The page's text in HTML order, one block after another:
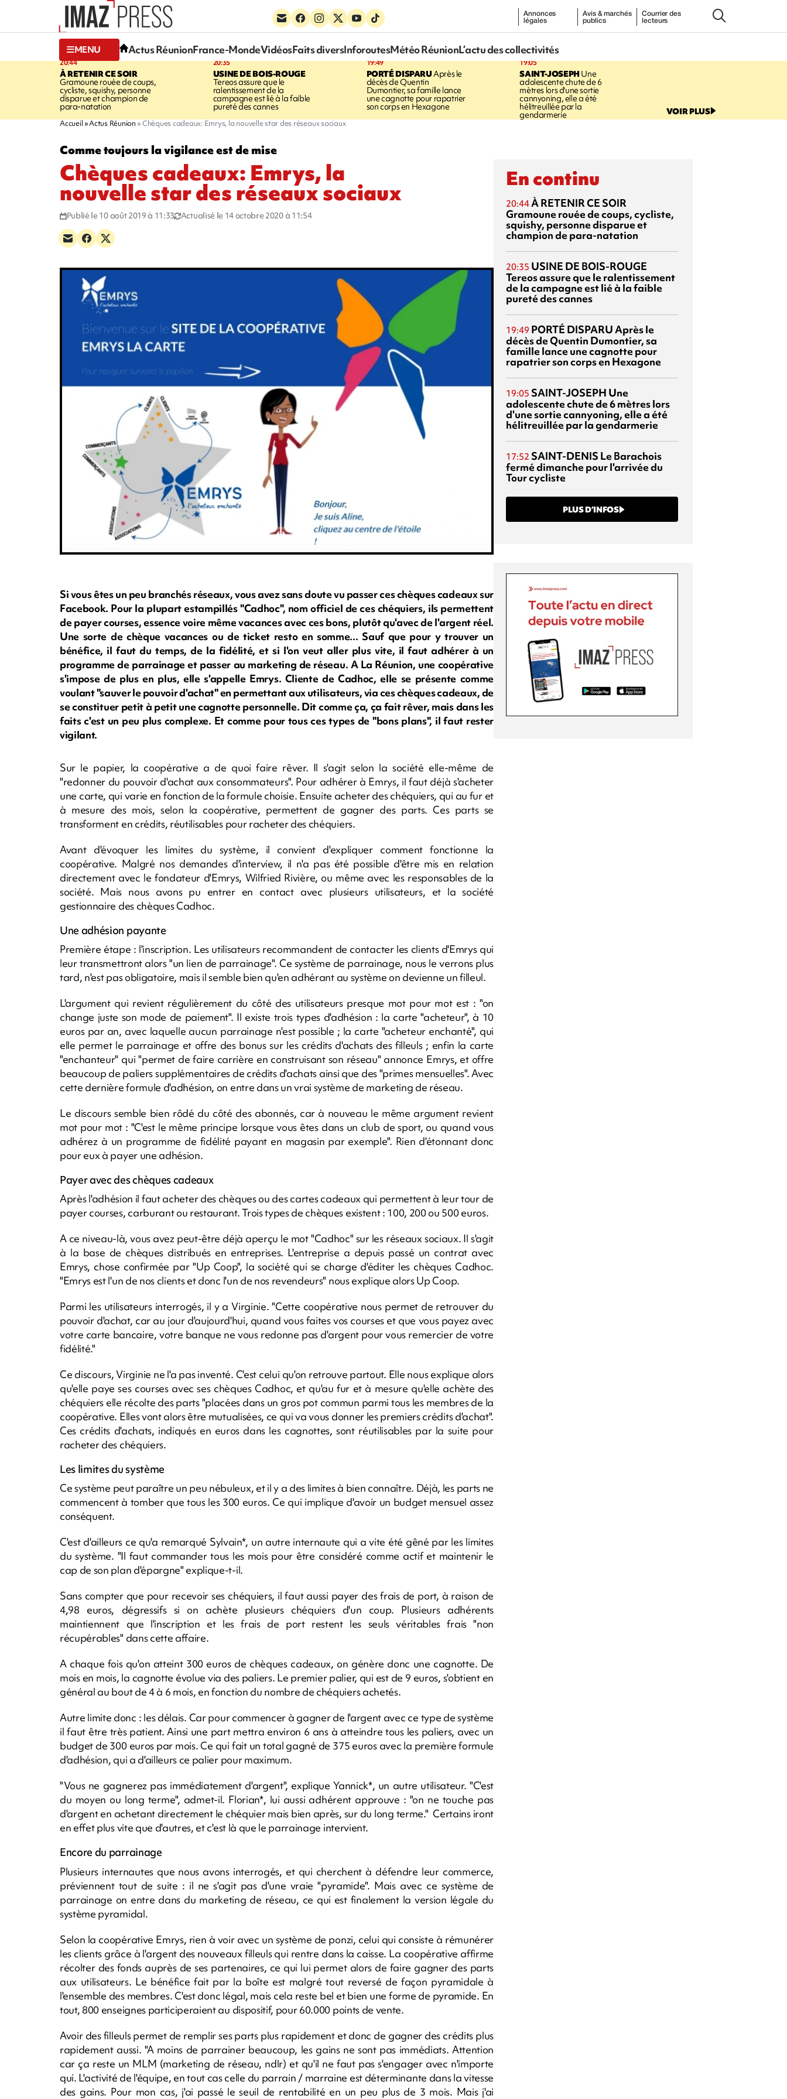
Annonces
légales
Avis & marchés
publics
Courrier des
lecteurs
MENU Actus RéunionFrance-MondeVidéosFaits diversInforoutesMétéo RéunionL’actu des collectivités
20:44
À RETENIR CE SOIR
Gramoune rouée de coups,
cycliste, squishy, personne
disparue et champion de
para-natation
20:35
USINE DE BOIS-ROUGE
Tereos assure que le
ralentissement de la
campagne est lié à la faible
pureté des cannes
19:49
PORTÉ DISPARUAprès le
décès de Quentin
Dumontier, sa famille lance
une cagnotte pour rapatrier
son corps en Hexagone
19:05
SAINT-JOSEPHUne
adolescente chute de 6
mètres lors d'une sortie
cannyoning, elle a été
hélitreuillée par la
gendarmerie VOIR PLUS
Accueil Actus Réunion Chèques cadeaux: Emrys, la nouvelle star des réseaux sociaux
Comme toujours la vigilance est de mise
Chèques cadeaux: Emrys, la
nouvelle star des réseaux sociaux
Publié le 10 août 2019 à 11:33 Actualisé le 14 octobre 2020 à 11:54
Si vous êtes un peu branchés réseaux, vous avez sans doute vu passer ces chèques cadeaux sur
Facebook. Pour la plupart estampillés "Cadhoc", nom officiel de ces chéquiers, ils permettent
de payer courses, essence voire même vacances avec ces bons, plutôt qu'avec de l'argent réel.
Une sorte de chèque vacances ou de ticket resto en somme... Sauf que pour y trouver un
bénéfice, il faut du temps, de la fidélité, et si l'on veut aller plus vite, il faut adhérer à un
programme de parrainage et passer au marketing de réseau. A La Réunion, une coopérative
s'impose de plus en plus, elle s'appelle Emrys. Cliente de Cadhoc, elle se présente comme
voulant "sauver le pouvoir d'achat" en permettant aux utilisateurs, via ces chèques cadeaux, de
se constituer petit à petit une cagnotte personnelle. Dit comme ça, ça fait rêver, mais dans les
faits c'est un peu plus complexe. Et comme pour tous ces types de "bons plans", il faut rester
vigilant.
Sur le papier, la coopérative a de quoi faire rêver. Il s'agit selon la société elle-même de
"redonner du pouvoir d'achat aux consommateurs". Pour adhérer à Emrys, il faut déjà s'acheter
une carte, qui varie en fonction de la formule choisie. Ensuite acheter des chéquiers, qui au fur et
à mesure des mois, selon la coopérative, permettent de gagner des parts. Ces parts se
transforment en crédits, réutilisables pour racheter des chéquiers.
Avant d'évoquer les limites du système, il convient d'expliquer comment fonctionne la
coopérative. Malgré nos demandes d'interview, il n'a pas été possible d'être mis en relation
directement avec le fondateur d'Emrys, Wilfried Rivière, ou même avec les responsables de la
société. Mais nous avons pu entrer en contact avec plusieurs utilisateurs, et la société
gestionnaire des chèques Cadhoc.
Une adhésion payante
Première étape : l'inscription. Les utilisateurs recommandent de contacter les clients d'Emrys qui
leur transmettront alors "un lien de parrainage". Ce système de parrainage, nous le verrons plus
tard, n'est pas obligatoire, mais il semble bien qu'en adhérant au système on devienne un filleul.
L'argument qui revient régulièrement du côté des utilisateurs presque mot pour mot est : "on
change juste son mode de paiement". Il existe trois types d'adhésion : la carte "acheteur", à 10
euros par an, avec laquelle aucun parrainage n'est possible ; la carte "acheteur enchanté", qui
elle permet le parrainage et offre des bonus sur les crédits d'achats des filleuls ; enfin la carte
"enchanteur" qui "permet de faire carrière en construisant son réseau" annonce Emrys, et offre
beaucoup de paliers supplémentaires de crédits d'achats ainsi que des "primes mensuelles". Avec
cette dernière formule d'adhésion, on entre dans un vrai système de marketing de réseau.
Le discours semble bien rôdé du côté des abonnés, car à nouveau le même argument revient
mot pour mot : "C'est le même principe lorsque vous êtes dans un club de sport, ou quand vous
adhérez à un programme de fidélité payant en magasin par exemple". Rien d'étonnant donc
pour eux à payer une adhésion.
Payer avec des chèques cadeaux
Après l'adhésion il faut acheter des chèques ou des cartes cadeaux qui permettent à leur tour de
payer courses, carburant ou restaurant. Trois types de chèques existent : 100, 200 ou 500 euros.
A ce niveau-là, vous avez peut-être déjà aperçu le mot "Cadhoc" sur les réseaux sociaux. Il s'agit
à la base de chèques distribués en entreprises. L'entreprise a depuis passé un contrat avec
Emrys, chose confirmée par "Up Coop", la société qui se charge d'éditer les chèques Cadhoc.
"Emrys est l'un de nos clients et donc l'un de nos revendeurs" nous explique alors Up Coop.
Parmi les utilisateurs interrogés, il y a Virginie. "Cette coopérative nous permet de retrouver du
pouvoir d'achat, car au jour d'aujourd'hui, quand vous faites vos courses et que vous payez avec
votre carte bancaire, votre banque ne vous redonne pas d'argent pour vous remercier de votre
fidélité."
Ce discours, Virginie ne l'a pas inventé. C'est celui qu'on retrouve partout. Elle nous explique alors
qu'elle paye ses courses avec ses chèques Cadhoc, et qu'au fur et à mesure qu'elle achète des
chéquiers elle récolte des parts "placées dans un gros pot commun parmi tous les membres de la
coopérative. Elles vont alors être mutualisées, ce qui va vous donner les premiers crédits d'achat".
Ces crédits d'achats, indiqués en euros dans les cagnottes, sont réutilisables par la suite pour
racheter des chéquiers.
Les limites du système
Ce système peut paraître un peu nébuleux, et il y a des limites à bien connaître. Déjà, les parts ne
commencent à tomber que tous les 300 euros. Ce qui implique d'avoir un budget mensuel assez
conséquent.
C'est d'ailleurs ce qu'a remarqué Sylvain*, un autre internaute qui a vite été gêné par les limites
du système. "Il faut commander tous les mois pour être considéré comme actif et maintenir le
cap de son plan d'épargne" explique-t-il.
Sans compter que pour recevoir ses chéquiers, il faut aussi payer des frais de port, à raison de
4,98 euros, dégressifs si on achète plusieurs chéquiers d'un coup. Plusieurs adhérents
maintiennent que l'inscription et les frais de port restent les seuls véritables frais "non
récupérables" dans cette affaire.
A chaque fois qu'on atteint 300 euros de chèques cadeaux, on génère donc une cagnotte. De
mois en mois, la cagnotte évolue via des paliers. Le premier palier, qui est de 9 euros, s'obtient en
général au bout de 4 à 6 mois, en fonction du nombre de chéquiers achetés.
Autre limite donc : les délais. Car pour commencer à gagner de l'argent avec ce type de système
il faut être très patient. Ainsi une part mettra environ 6 ans à atteindre tous les paliers, avec un
budget de 300 euros par mois. Ce qui fait un total gagné de 375 euros avec la première formule
d'adhésion, qui a d'ailleurs ce palier pour maximum.
"Vous ne gagnerez pas immédiatement d'argent", explique Yannick*, un autre utilisateur. "C'est
du moyen ou long terme", admet-il. Florian*, lui aussi adhérent approuve : "on ne touche pas
d'argent en achetant directement le chéquier mais bien après, sur du long terme." Certains iront
en effet plus vite que d'autres, et c'est là que le parrainage intervient.
Encore du parrainage
Plusieurs internautes que nous avons interrogés, et qui cherchent à défendre leur commerce,
préviennent tout de suite : il ne s'agit pas d'une vraie "pyramide". Mais avec ce système de
parrainage on entre dans du marketing de réseau, ce qui est finalement la version légale du
système pyramidal.
Selon la coopérative Emrys, rien à voir avec un système de ponzi, celui qui consiste à rémunérer
les clients grâce à l'argent des nouveaux filleuls qui rentre dans la caisse. La coopérative affirme
récolter des fonds auprès de ses partenaires, ce qui lui permet alors de faire gagner des parts
aux utilisateurs. Le bénéfice fait par la boîte est malgré tout reversé de façon pyramidale à
l'ensemble des membres. C'est donc légal, mais cela reste bel et bien une forme de pyramide. En
tout, 800 enseignes participeraient au dispositif, pour 60.000 points de vente.
Avoir des filleuls permet de remplir ses parts plus rapidement et donc de gagner des crédits plus
rapidement aussi. "A moins de parrainer beaucoup, les gains ne sont pas immédiats. Attention
car ça reste un MLM (marketing de réseau, ndlr) et qu'il ne faut pas s'engager avec n'importe
qui. L'activité de l'équipe, en tout cas celle du parrain / marraine est déterminante dans la vitesse
des gains. Pour mon cas, j'ai passé le seuil de rentabilité en un peu plus de 3 mois. Mais j'ai
En continu
20:44À RETENIR CE SOIR
Gramoune rouée de coups, cycliste,
squishy, personne disparue et
champion de para-natation
20:35 USINE DE BOIS-ROUGE
Tereos assure que le ralentissement
de la campagne est lié à la faible
pureté des cannes
19:49 PORTÉ DISPARUAprès le
décès de Quentin Dumontier, sa
famille lance une cagnotte pour
rapatrier son corps en Hexagone
19:05 SAINT-JOSEPH Une
adolescente chute de 6 mètres lors
d'une sortie cannyoning, elle a été
hélitreuillée par la gendarmerie
17:52 SAINT-DENIS Le Barachois
fermé dimanche pour l'arrivée du
Tour cycliste
PLUS D’INFOS